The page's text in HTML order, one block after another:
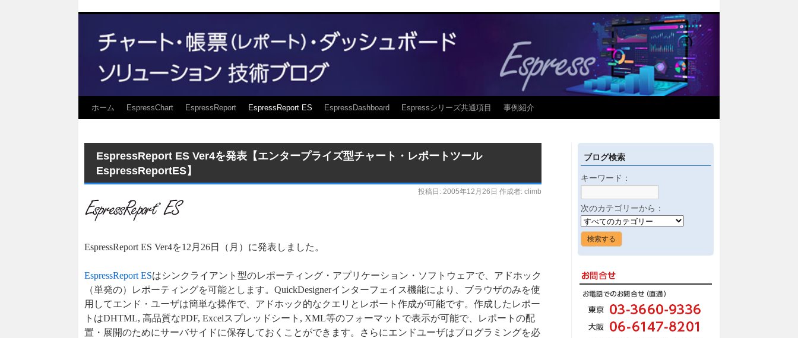
ホーム EspressChart EspressReport EspressReport ES EspressDashboard Espressシリーズ共通項目 事例紹介
EspressReport ES Ver4を発表【エンタープライズ型チャート・レポートツール
EspressReportES】
投稿日: 2005年12月26日 作成者: climb
EspressReport ES Ver4を12月26日（月）に発表しました。
EspressReport ESはシンクライアント型のレポーティング・アプリケーション・ソフトウェアで、アドホック
（単発の）レポーティングを可能とします。QuickDesignerインターフェイス機能により、ブラウザのみを使
用してエンド・ユーザは簡単な操作で、アドホック的なクエリとレポート作成が可能です。作成したレポー
トはDHTML, 高品質なPDF, Excelスプレッドシート, XML等のフォーマットで表示が可能で、レポートの配
置・展開のためにサーバサイドに保存しておくことができます。さらにエンドユーザはプログラミングを必
ブログ検索
キーワード：
次のカテゴリーから：